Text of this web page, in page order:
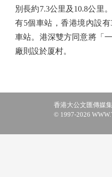
別長約7.3公里及10.8公里
有5個車站，香港境內設
車站。港深雙方同意將「
廠則設於厦村。
香港大公文匯傳媒
© 1997-2026